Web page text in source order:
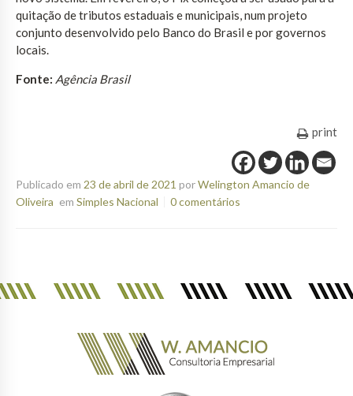
quitação de tributos estaduais e municipais, num projeto
conjunto desenvolvido pelo Banco do Brasil e por governos
locais.
Fonte: Agência Brasil
print
Publicado em 23 de abril de 2021 porWelington Amancio de
Oliveira em Simples Nacional 0 comentários